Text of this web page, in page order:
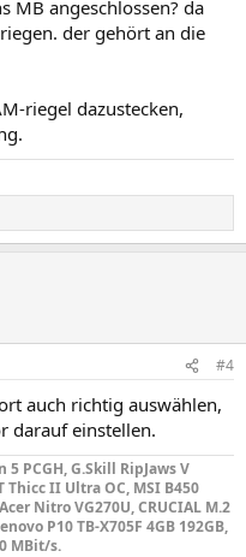
MB angeschlossen? da
der gehört an die
riegel dazustecken,
#4
auch richtig auswählen,
darauf einstellen.
5 PCGH, G.Skill RipJaws V
Thicc II Ultra OC, MSI B450
Nitro VG270U, CRUCIAL M.2
P10 TB-X705F 4GB 192GB,
MBit/s.